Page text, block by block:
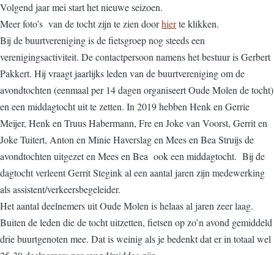
Volgend jaar mei start het nieuwe seizoen.
Meer foto’s van de tocht zijn te zien doorhierte klikken.
Bij de buurtvereniging is de fietsgroep nog steeds een
verenigingsactiviteit. De contactpersoon namens het bestuur is Gerbert
Pakkert. Hij vraagt jaarlijks leden van de buurtvereniging om de
avondtochten (eenmaal per 14 dagen organiseert Oude Molen de tocht)
en een middagtocht uit te zetten. In 2019 hebben Henk en Gerrie
Meijer, Henk en Truus Habermann, Fre en Joke van Voorst, Gerrit en
Joke Tuitert, Anton en Minie Haverslag en Mees en Bea Struijs de
avondtochten uitgezet en Mees en Bea ook een middagtocht. Bij de
dagtocht verleent Gerrit Stegink al een aantal jaren zijn medewerking
als assistent/verkeersbegeleider.
Het aantal deelnemers uit Oude Molen is helaas al jaren zeer laag.
Buiten de leden die de tocht uitzetten, fietsen op zo’n avond gemiddeld
drie buurtgenoten mee. Dat is weinig als je bedenkt dat er in totaal wel